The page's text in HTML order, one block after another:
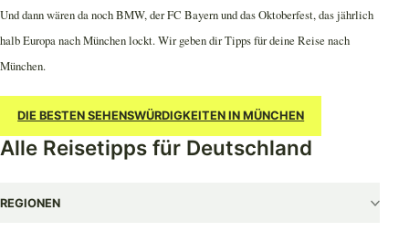
Und dann wären da noch BMW, der FC Bayern und das Oktoberfest, das jährlich
halb Europa nach München lockt. Wir geben dir Tipps für deine Reise nach
München.
DIE BESTEN SEHENSWÜRDIGKEITEN IN MÜNCHEN
Alle Reisetipps für Deutschland
REGIONEN